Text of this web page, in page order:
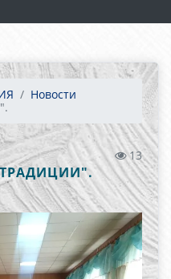
Новости
13